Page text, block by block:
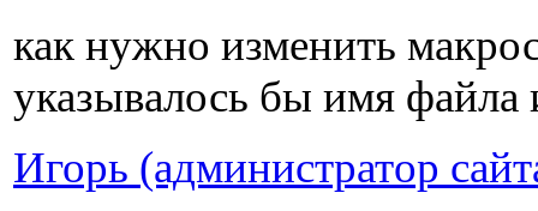
как нужно изменить
указывалось бы имя файла
Игорь (администратор